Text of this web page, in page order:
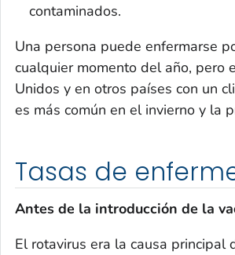
contaminados.
Una persona puede enfermarse
cualquier momento del año, pero
Unidos y en otros países con un
es más común en el invierno y la
Tasas de
Antes de la introducción de la
El rotavirus era la causa principal